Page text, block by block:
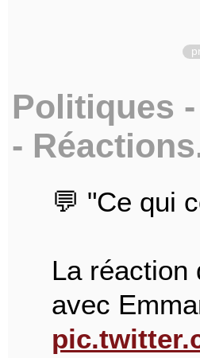
Politiques
-
💬 "Ce qui
La réaction
avec